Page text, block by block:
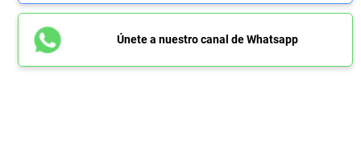
Únete a nuestro canal de Whatsapp